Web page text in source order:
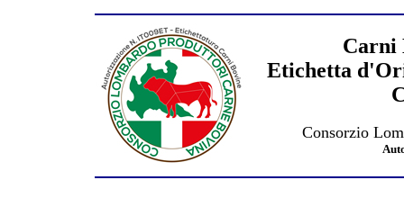
Carni
Etichetta
Consorzio